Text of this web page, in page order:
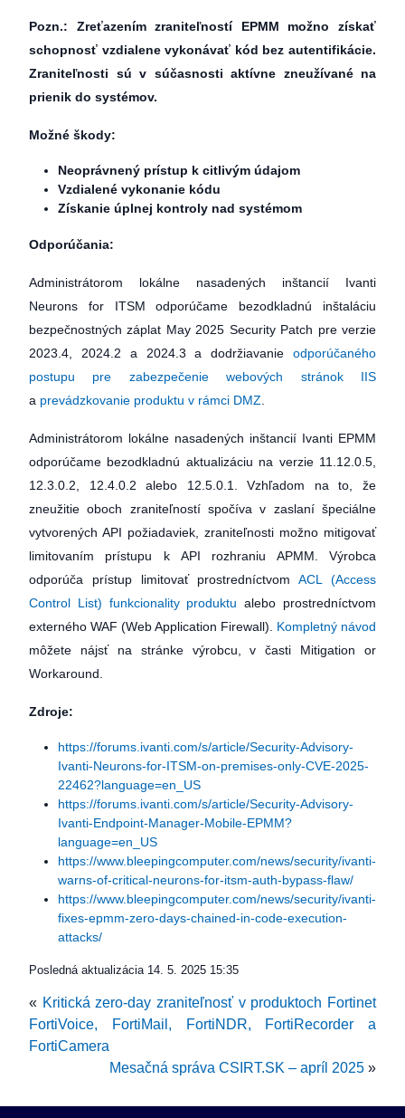
Pozn.: Zreťazením zraniteľností EPMM možno získať
schopnosť vzdialene vykonávať kód bez autentifikácie.
Zraniteľnosti sú v súčasnosti aktívne zneužívané na
prienik do systémov.
Možné škody:
Neoprávnený prístup k citlivým údajom
Vzdialené vykonanie kódu
Získanie úplnej kontroly nad systémom
Odporúčania:
Administrátorom lokálne nasadených inštancií Ivanti
Neurons for ITSM odporúčame bezodkladnú inštaláciu
bezpečnostných záplat May 2025 Security Patch pre verzie
2023.4, 2024.2 a 2024.3 a dodržiavanie odporúčaného
postupu pre zabezpečenie webových stránok IIS
a prevádzkovanie produktu v rámci DMZ
Administrátorom lokálne nasadených inštancií Ivanti EPMM
odporúčame bezodkladnú aktualizáciu na verzie 11.12.0.5,
12.3.0.2, 12.4.0.2 alebo 12.5.0.1. Vzhľadom na to, že
zneužitie oboch zraniteľností spočíva v zaslaní špeciálne
vytvorených API požiadaviek, zraniteľnosti možno mitigovať
limitovaním prístupu k API rozhraniu APMM. Výrobca
odporúča prístup limitovať prostredníctvomACL (Access
Control List) funkcionality produktu alebo prostredníctvom
externého WAF (Web Application Firewall). Kompletný návod
môžete nájsť na stránke výrobcu, v časti Mitigation or
Workaround.
Zdroje:
https://forums.ivanti.com/s/article/Security-Advisory-
Ivanti-Neurons-for-ITSM-on-premises-only-CVE-2025-
22462?language=en_US
https://forums.ivanti.com/s/article/Security-Advisory-
Ivanti-Endpoint-Manager-Mobile-EPMM?
language=en_US
https://www.bleepingcomputer.com/news/security/ivanti-
warns-of-critical-neurons-for-itsm-auth-bypass-flaw/
https://www.bleepingcomputer.com/news/security/ivanti-
fixes-epmm-zero-days-chained-in-code-execution-
attacks/
Posledná aktualizácia 14. 5. 2025 15:35
« Kritická zero-day zraniteľnosť v produktoch Fortinet
FortiVoice, FortiMail, FortiNDR, FortiRecorder a
FortiCamera
Mesačná správa CSIRT.SK – apríl 2025 »